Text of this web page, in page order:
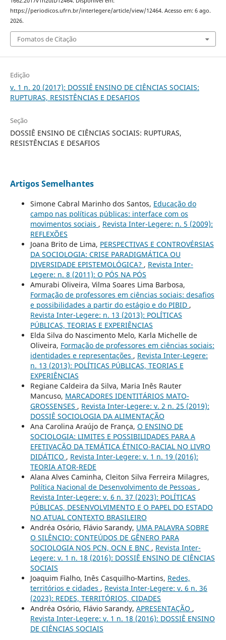
https://periodicos.ufrn.br/interlegere/article/view/12464. Acesso em: 6 ago.
2026.
Fomatos de Citação
Edição
v. 1 n. 20 (2017): DOSSIÊ ENSINO DE CIÊNCIAS SOCIAIS:
RUPTURAS, RESISTÊNCIAS E DESAFIOS
Seção
DOSSIÊ ENSINO DE CIÊNCIAS SOCIAIS: RUPTURAS,
RESISTÊNCIAS E DESAFIOS
Artigos Semelhantes
Simone Cabral Marinho dos Santos, Educação do
campo nas políticas públicas: interface com os
movimentos sociais , Revista Inter-Legere: n. 5 (2009):
REFLEXÕES
Joana Brito de Lima, PERSPECTIVAS E CONTROVÉRSIAS
DA SOCIOLOGIA: CRISE PARADIGMÁTICA OU
DIVERSIDADE EPISTEMOLÓGICA? , Revista Inter-
Legere: n. 8 (2011): O PÓS NA PÓS
Amurabi Oliveira, Vilma Soares Lima Barbosa,
Formação de professores em ciências sociais: desafios
e possibilidades a partir do estágio e do PIBID ,
Revista Inter-Legere: n. 13 (2013): POLÍTICAS
PÚBLICAS, TEORIAS E EXPERIÊNCIAS
Elda Silva do Nascimento Melo, Karla Michelle de
Oliveira, Formação de professores em ciências sociais:
identidades e representações , Revista Inter-Legere:
n. 13 (2013): POLÍTICAS PÚBLICAS, TEORIAS E
EXPERIÊNCIAS
Regiane Caldeira da Silva, Maria Inês Rauter
Mancuso, MARCADORES IDENTITÁRIOS MATO-
GROSSENSES , Revista Inter-Legere: v. 2 n. 25 (2019):
DOSSIÊ SOCIOLOGIA DA ALIMENTAÇÃO
Ana Carolina Araújo de França, O ENSINO DE
SOCIOLOGIA: LIMITES E POSSIBILIDADES PARA A
EFETIVAÇÃO DA TEMÁTICA ÉTNICO-RACIAL NO LIVRO
DIDÁTICO , Revista Inter-Legere: v. 1 n. 19 (2016):
TEORIA ATOR-REDE
Alana Alves Caminha, Cleiton Silva Ferreira Milagres,
Política Nacional de Desenvolvimento de Pessoas ,
Revista Inter-Legere: v. 6 n. 37 (2023): POLÍTICAS
PÚBLICAS, DESENVOLVIMENTO E O PAPEL DO ESTADO
NO ATUAL CONTEXTO BRASILEIRO
Andréa Osório, Flávio Sarandy, UMA PALAVRA SOBRE
O SILÊNCIO: CONTEÚDOS DE GÊNERO PARA
SOCIOLOGIA NOS PCN, OCN E BNC , Revista Inter-
Legere: v. 1 n. 18 (2016): DOSSIÊ ENSINO DE CIÊNCIAS
SOCIAIS
Joaquim Fialho, Inês Casquilho-Martins, Redes,
territórios e cidades , Revista Inter-Legere: v. 6 n. 36
(2023): REDES, TERRITÓRIOS, CIDADES
Andréa Osório, Flávio Sarandy, APRESENTAÇÃO ,
Revista Inter-Legere: v. 1 n. 18 (2016): DOSSIÊ ENSINO
DE CIÊNCIAS SOCIAIS